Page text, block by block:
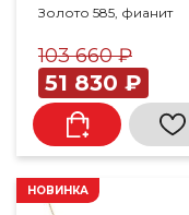
Золото 585, фианит
103 660 ₽
51 830 ₽
НОВИНКА